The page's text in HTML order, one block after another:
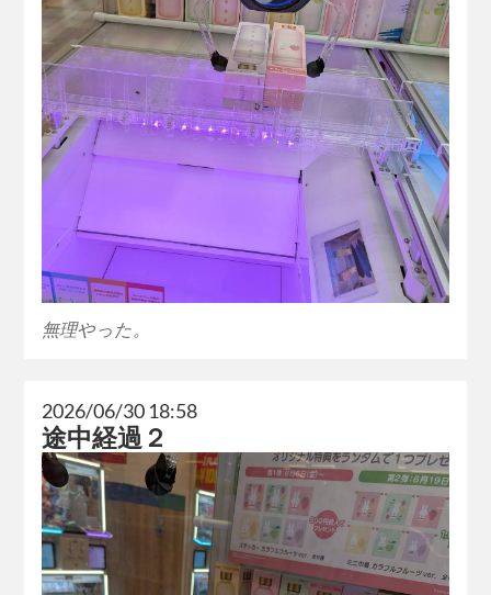
無理やった。
2026/06/30 18:58
途中経過２